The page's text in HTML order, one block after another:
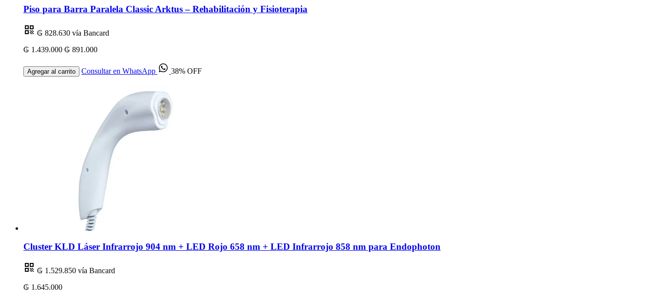
Piso para Barra Paralela Classic Arktus – Rehabilitación y Fisioterapia
₲ 828.630 vía Bancard
₲ 1.439.000 ₲ 891.000
Agregar al carrito Consultar en WhatsApp 38% OFF
Cluster KLD Láser Infrarrojo 904 nm + LED Rojo 658 nm + LED Infrarrojo 858 nm para Endophoton
₲ 1.529.850 vía Bancard
₲ 1.645.000